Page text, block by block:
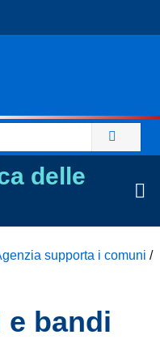
delle
supporta i comuni /
e bandi